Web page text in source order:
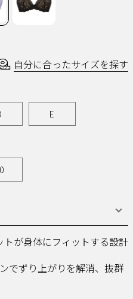
が身体にフィットする設計
でずり上がりを解消、抜群
自分に合ったサイズを探す
E